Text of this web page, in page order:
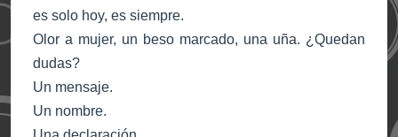
es solo hoy, es siempre.
Olor a mujer, un beso marcado, una uña. ¿Quedan
dudas?
Un mensaje.
Un nombre.